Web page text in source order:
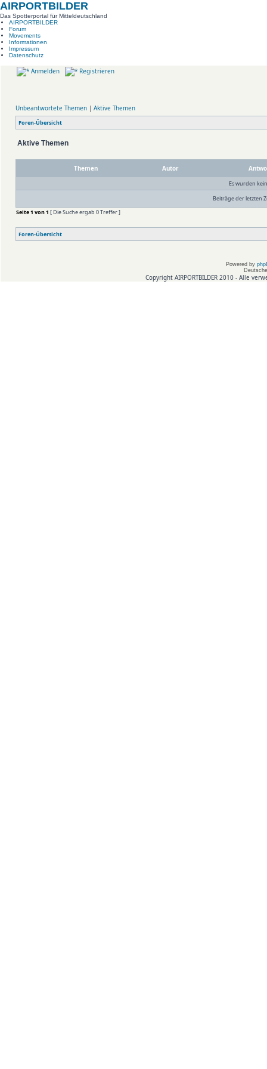
AIRPORTBILDER
Das Spotterportal für Mitteldeutschland
AIRPORTBILDER
Forum
Movements
Informationen
Impressum
Datenschutz
Anmelden Registrieren
Unbeantwortete Themen | Aktive Themen
Foren-Übersicht
Aktive Themen
Themen Autor
Es wurden
Beiträge der letzten
Seite1 von1 [ Die Suche ergab 0 Treffer ]
Foren-Übersicht
Powered by
Copyright AIRPORTBILDER 2010 - Alle